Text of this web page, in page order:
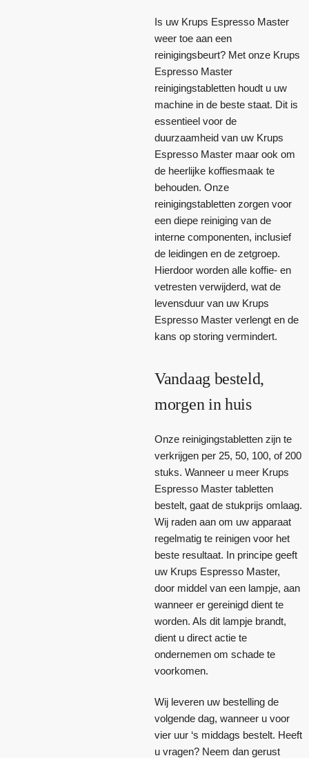
Is uw Krups Espresso Master
weer toe aan een
reinigingsbeurt? Met onze Krups
Espresso Master
reinigingstabletten houdt u uw
machine in de beste staat. Dit is
essentieel voor de
duurzaamheid van uw Krups
Espresso Master maar ook om
de heerlijke koffiesmaak te
behouden. Onze
reinigingstabletten zorgen voor
een diepe reiniging van de
interne componenten, inclusief
de leidingen en de zetgroep.
Hierdoor worden alle koffie- en
vetresten verwijderd, wat de
levensduur van uw Krups
Espresso Master verlengt en de
kans op storing vermindert.
Vandaag besteld,
morgen in huis
Onze reinigingstabletten zijn te
verkrijgen per 25, 50, 100, of 200
stuks. Wanneer u meer Krups
Espresso Master tabletten
bestelt, gaat de stukprijs omlaag.
Wij raden aan om uw apparaat
regelmatig te reinigen voor het
beste resultaat. In principe geeft
uw Krups Espresso Master,
door middel van een lampje, aan
wanneer er gereinigd dient te
worden. Als dit lampje brandt,
dient u direct actie te
ondernemen om schade te
voorkomen.
Wij leveren uw bestelling de
volgende dag, wanneer u voor
vier uur ‘s middags bestelt. Heeft
u vragen? Neem dan gerust